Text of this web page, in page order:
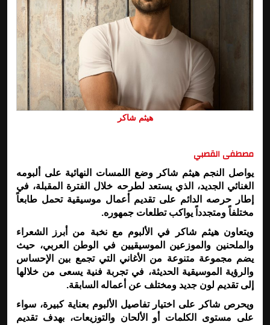
هيثم شاكر
مصطفى القصبي
يواصل النجم هيثم شاكر وضع اللمسات النهائية على ألبومه
الغنائي الجديد، الذي يستعد لطرحه خلال الفترة المقبلة، في
إطار حرصه الدائم على تقديم أعمال موسيقية تحمل طابعاً
مختلفاً ومتجدداً يواكب تطلعات جمهوره.
ويتعاون هيثم شاكر في الألبوم مع نخبة من أبرز الشعراء
والملحنين والموزعين الموسيقيين في الوطن العربي، حيث
يضم مجموعة متنوعة من الأغاني التي تجمع بين الإحساس
والرؤية الموسيقية الحديثة، في تجربة فنية يسعى من خلالها
إلى تقديم لون جديد ومختلف عن أعماله السابقة.
ويحرص شاكر على اختيار تفاصيل الألبوم بعناية كبيرة، سواء
على مستوى الكلمات أو الألحان والتوزيعات، بهدف تقديم